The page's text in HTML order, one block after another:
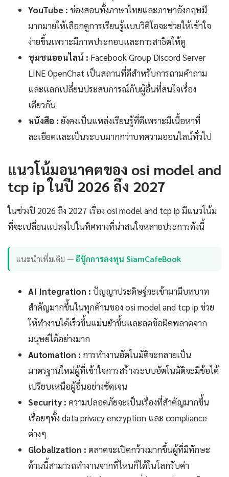
YouTube : ช่องสอนทั้งภาษาไทยและภาษาอังกฤษมี
มากมายให้เลือกดูการเรียนรู้แบบวิดีโอจะช่วยให้เข้าใจ
ง่ายขึ้นเพราะมีภาพประกอบและการสาธิตให้ดู
ชุมชนออนไลน์ : Facebook Group Discord Server
LINE OpenChat เป็นสถานที่ดีสำหรับการถามคำถาม
และแลกเปลี่ยนประสบการณ์กับผู้อื่นที่สนใจเรื่อง
เดียวกัน
หนังสือ : ยังคงเป็นแหล่งเรียนรู้ที่ดีเพราะมีเนื้อหาที่
ละเอียดและเป็นระบบมากกว่าบทความออนไลน์ทั่วไป
แนวโน้มอนาคตของ osi model and
tcp ip ในปี 2026 ถึง 2027
ในช่วงปี 2026 ถึง 2027 เรื่อง osi model and tcp ip มีแนวโน้ม
ที่จะเปลี่ยนแปลงไปในทิศทางที่น่าสนใจหลายประการดังนี้
แนะนำเพิ่มเติม —อีบุ๊กการลงทุน SiamCafeBook
AI Integration : ปัญญาประดิษฐ์จะเข้ามามีบทบาท
สำคัญมากขึ้นในทุกด้านของ osi model and tcp ip ช่วย
ให้ทำงานได้เร็วขึ้นแม่นยำขึ้นและลดข้อผิดพลาดจาก
มนุษย์ได้อย่างมาก
Automation : การทำงานอัตโนมัติจะกลายเป็น
มาตรฐานใหม่ผู้ที่เข้าใจการสร้างระบบอัตโนมัติจะมีข้อได้
เปรียบเหนือผู้อื่นอย่างชัดเจน
Security : ความปลอดภัยจะเป็นเรื่องที่สำคัญมากขึ้น
เรื่อยๆทั้ง data privacy encryption และ compliance
ต่างๆ
Globalization : ตลาดจะเปิดกว้างมากขึ้นผู้ที่มีทักษะ
ด้านนี้สามารถทำงานจากที่ไหนก็ได้ในโลกรับค่า